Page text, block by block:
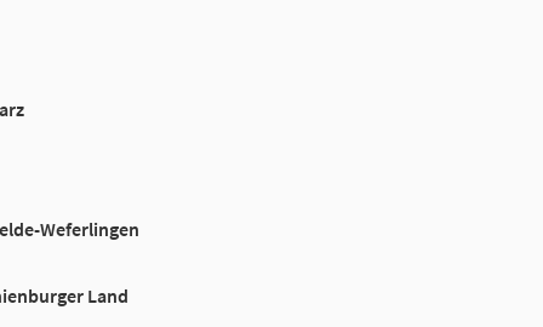
Weferlingen
Land